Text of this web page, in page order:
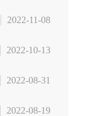
2022-11-08
2022-10-13
2022-08-31
2022-08-19